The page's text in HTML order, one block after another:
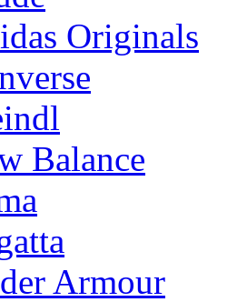
Originals
Balance
Armour